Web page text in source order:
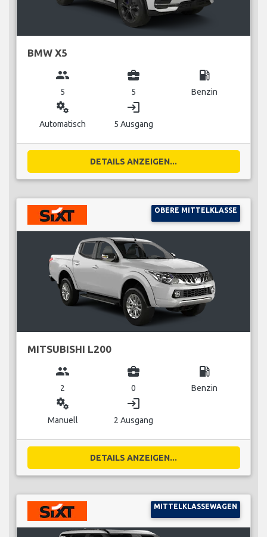
BMW X5
group
5
business_center
5
local_gas_station
Benzin
miscellaneous_services
Automatisch
login
5 Ausgang
DETAILS ANZEIGEN...
OBERE MITTELKLASSE
MITSUBISHI L200
group
2
business_center
0
local_gas_station
Benzin
miscellaneous_services
Manuell
login
2 Ausgang
DETAILS ANZEIGEN...
MITTELKLASSEWAGEN